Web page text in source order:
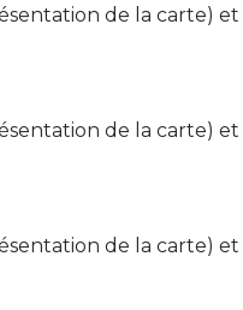
de la carte)
de la carte)
de la carte)